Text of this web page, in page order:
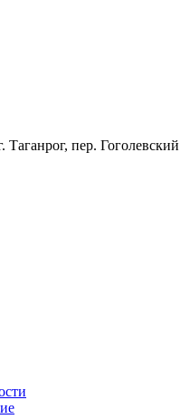
Таганрог, пер. Гоголевский